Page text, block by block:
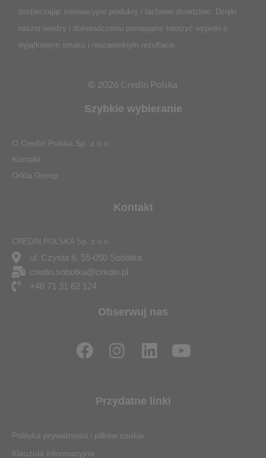
dostarczając innowacyjne produkty i fachowe doradztwo. Dzięki
naszej wiedzy i doświadczeniu pomagamy tworzyć wypieki o
wyjątkowym smaku i niezawodnym rezultacie.
© 2026 Credin Polska
Szybkie wybieranie
O Credin Polska Sp. z o.o.
Kontakt
Orkla Group
Kontakt
CREDIN POLSKA Sp. z o.o.
ul. Czysta 6, 55-050 Sobótka
credin.sobotka@credin.pl
+48 71 31 62 124
Obserwuj nas
F
a
o
o
I
n
t
g
L
i
k
Y
o
Przydatne linki
Polityka prywatności i plików cookie
Klauzula informacyjna